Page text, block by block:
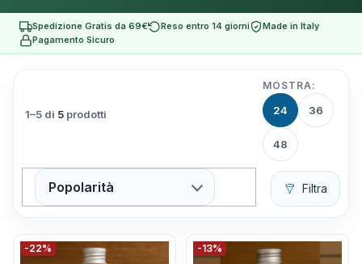
Spedizione Gratis da 69€ Reso entro 14 giorni
Made in Italy
Pagamento Sicuro
Filtra
Popolarità
1–5 di 5 prodotti
MOSTRA:
24 36
48
-22% -13%